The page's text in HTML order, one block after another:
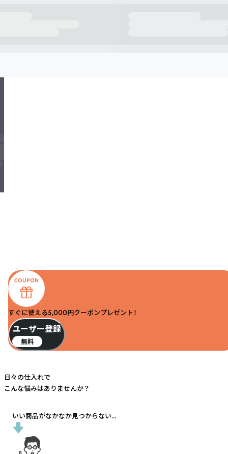
すぐに使える5,000円クーポンプレゼント！
ユーザー登録
無料
日々の仕入れで
こんな悩みはありませんか？
いい商品がなかなか見つからない...